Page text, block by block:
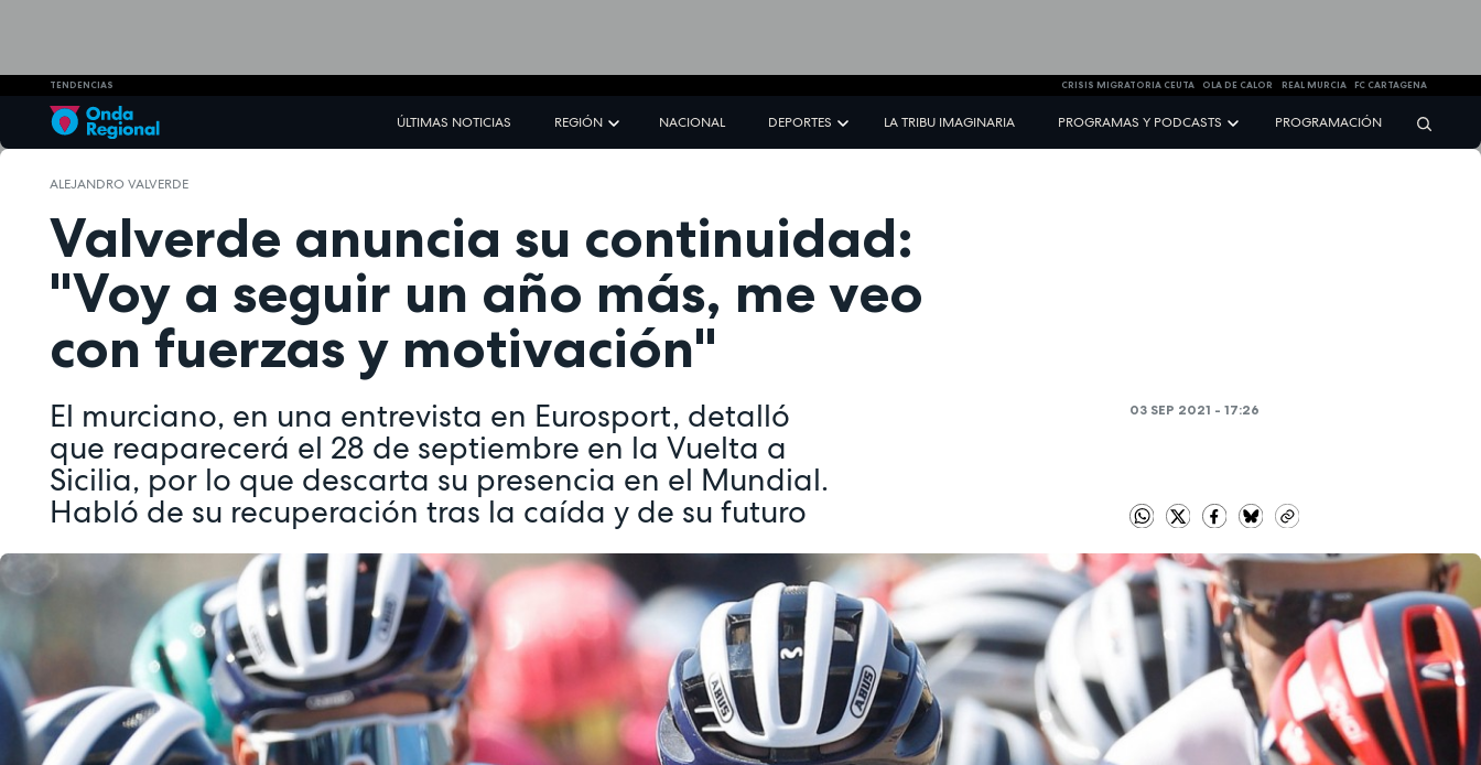
TENDENCIAS CRISIS MIGRATORIA CEUTA OLA DE CALOR REAL MURCIA FC CARTAGENA
ÚLTIMAS NOTICIAS REGIÓN NACIONAL DEPORTES LA TRIBU IMAGINARIA PROGRAMAS Y PODCASTS PROGRAMACIÓN
ALEJANDRO VALVERDE
Valverde anuncia su continuidad:
"Voy a seguir un año más, me veo
con fuerzas y motivación"
El murciano, en una entrevista en Eurosport, detalló
que reaparecerá el 28 de septiembre en la Vuelta a
Sicilia, por lo que descarta su presencia en el Mundial.
Habló de su recuperación tras la caída y de su futuro
03 SEP 2021 - 17:26